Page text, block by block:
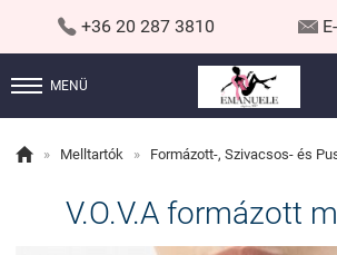
 +36 20 287 3810 
MENÜ
 » Melltartók » Formázott-, Szivacsos- és
V.O.V.A formázott